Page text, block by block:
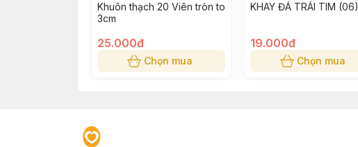
Khuôn thạch 20 Viên tròn to
3cm
25.000đ
Chọn mua
KHAY ĐÁ TRÁI TIM (06)
19.000đ
Chọn mua